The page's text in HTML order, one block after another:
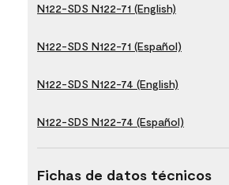
N122-SDS N122-71 (English)
N122-SDS N122-71 (Español)
N122-SDS N122-74 (English)
N122-SDS N122-74 (Español)
Fichas de datos técnicos